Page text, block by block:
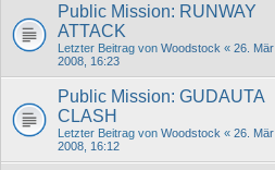
Public Mission: RUNWAY
ATTACK
Letzter Beitrag von Woodstock « 26. Mär
2008, 16:23
Public Mission: GUDAUTA
CLASH
Letzter Beitrag von Woodstock « 26. Mär
2008, 16:12